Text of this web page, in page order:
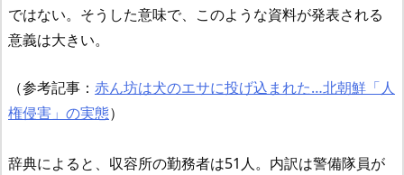
ではない。そうした意味で、このような資料が発表される
意義は大きい。
（参考記事： 赤ん坊は犬のエサに投げ込まれた…北朝鮮「人
権侵害」の実態）
辞典によると、収容所の勤務者は51人。内訳は警備隊員が